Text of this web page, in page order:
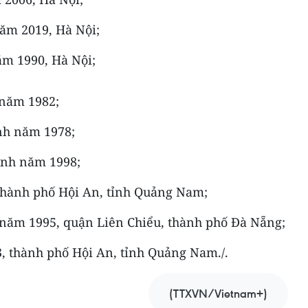
2019, Hà Nội;
1990, Hà Nội;
1982;
năm 1978;
năm 1998;
phố Hội An, tỉnh Quảng Nam;
1995, quận Liên Chiểu, thành phố Đà Nẵng;
thành phố Hội An, tỉnh Quảng Nam./.
(TTXVN/Vietnam+)